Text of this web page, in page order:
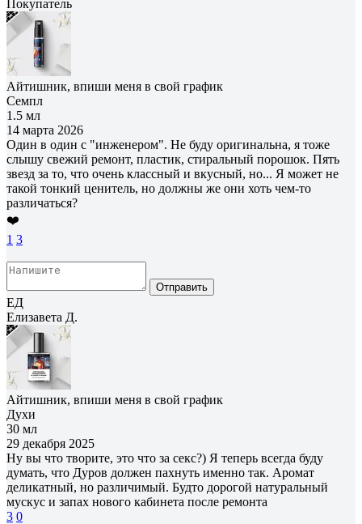
Покупатель
Айтишник, впиши меня в свой график
Семпл
1.5 мл
14 марта 2026
Один в один с "инженером". Не буду оригинальна, я тоже
слышу свежий ремонт, пластик, стиральный порошок. Пять
звезд за то, что очень классный и вкусный, но... Я может не
такой тонкий ценитель, но должны же они хоть чем-то
различаться?
❤️
1 3
Отправить
ЕД
Елизавета Д.
Айтишник, впиши меня в свой график
Духи
30 мл
29 декабря 2025
Ну вы что творите, это что за секс?) Я теперь всегда буду
думать, что Дуров должен пахнуть именно так. Аромат
деликатный, но различимый. Будто дорогой натуральный
мускус и запах нового кабинета после ремонта
3 0